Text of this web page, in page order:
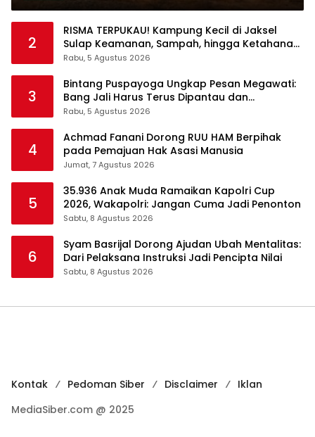
2
RISMA TERPUKAU! Kampung Kecil di Jaksel
Sulap Keamanan, Sampah, hingga Ketahanan
Pangan Jadi Satu Sistem
Rabu, 5 Agustus 2026
3
Bintang Puspayoga Ungkap Pesan Megawati:
Bang Jali Harus Terus Dipantau dan
Dikembangkan
Rabu, 5 Agustus 2026
4
Achmad Fanani Dorong RUU HAM Berpihak
pada Pemajuan Hak Asasi Manusia
Jumat, 7 Agustus 2026
5
35.936 Anak Muda Ramaikan Kapolri Cup
2026, Wakapolri: Jangan Cuma Jadi Penonton
Sabtu, 8 Agustus 2026
6
Syam Basrijal Dorong Ajudan Ubah Mentalitas:
Dari Pelaksana Instruksi Jadi Pencipta Nilai
Sabtu, 8 Agustus 2026
Kontak Pedoman Siber Disclaimer
Iklan
MediaSiber.com @ 2025